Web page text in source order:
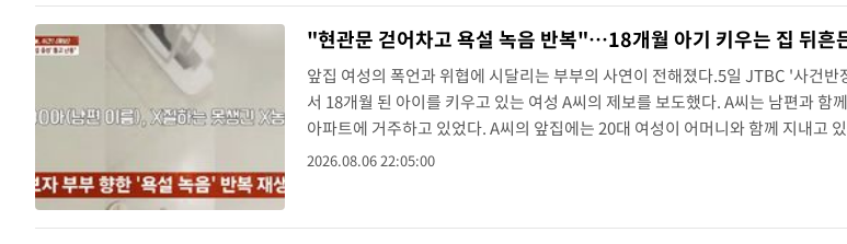
"현관문 걷어차고 욕설 녹음 반복"…18개월 아기 키우는 집 뒤흔
앞집 여성의 폭언과 위협에 시달리는 부부의 사연이 전해졌다.5일 JTBC '사건반
서 18개월 된 아이를 키우고 있는 여성 A씨의 제보를 보도했다. A씨는 남편과 함
아파트에 거주하고 있었다. A씨의 앞집에는 20대 여성이 어머니와 함께 지내고
근 후 집에 왔다가 공용 계단 쪽에서 앞집 여성의 말소리를 들었다. 남편이 "밖에
2026.08.06 22:05:00